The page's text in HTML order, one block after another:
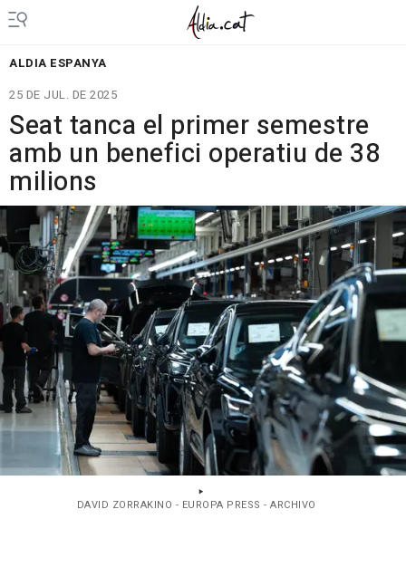
ALDIA ESPANYA
25 DE JUL. DE 2025
Seat tanca el primer semestre
amb un benefici operatiu de 38
milions
DAVID ZORRAKINO - EUROPA PRESS - ARCHIVO